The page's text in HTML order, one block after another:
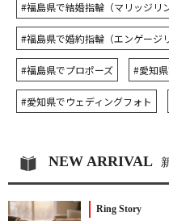
#福島県で結婚指輪（マリッジリン
#福島県で婚約指輪（エンゲージ
#福島県でプロポーズ #愛知
#愛知県でウェディングフォト
NEW ARRIVAL
Ring Story